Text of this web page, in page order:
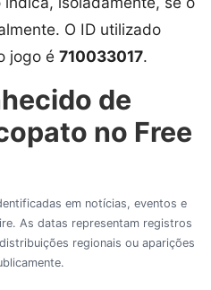
O ID utilizado
jogo é 710033017.
de
no Free
em notícias, eventos e
As datas representam registros
regionais ou aparições